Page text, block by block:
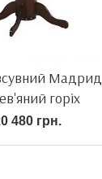
Мадрид
горіх
480 грн.